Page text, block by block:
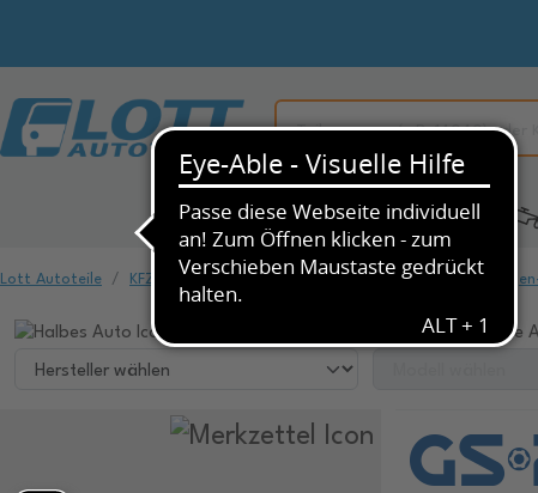
Alle Kategorien KFZ-Ersatzteile
Lott Autoteile KFZ-Ersatzteile Fahrwerk & Federung
Wählen Sie ihr Fahrzeug, um dazu passende